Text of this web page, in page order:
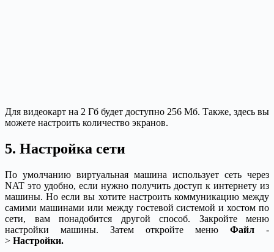
Для видеокарт на 2 Гб будет доступно 256 Мб. Также, здесь вы
можете настроить количество экранов.
5. Настройка сети
По умолчанию виртуальная машина использует сеть через
NAT это удобно, если нужно получить доступ к интернету из
машины. Но если вы хотите настроить коммуникацию между
самими машинами или между гостевой системой и хостом по
сети, вам понадобится другой способ. Закройте меню
настройки машины. Затем откройте меню Файл -
> Настройки.